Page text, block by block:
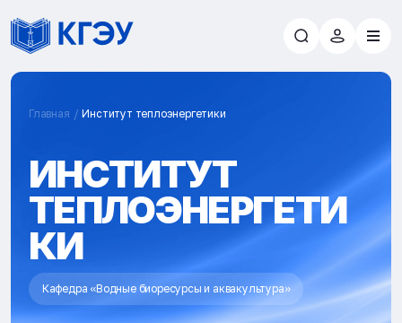
Главная Институт теплоэнергетики
ИНСТИТУТ
ТЕПЛОЭНЕРГЕТИ
КИ
Кафедра «Водные биоресурсы и аквакультура»